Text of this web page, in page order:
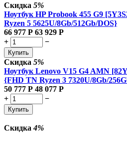
Скидка 5%
Ноутбук HP Probook 455 G9
Ryzen 5 5625U/8Gb/512Gb/DOS}
66 977 Р 63 929 Р
+
−
Купить
Скидка 5%
Ноутбук Lenovo V15 G4 AMN
{FHD TN Ryzen 3 7320U/8Gb/
50 777 Р 48 077 Р
+
−
Купить
Скидка4%